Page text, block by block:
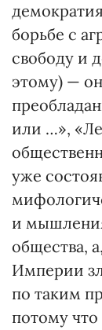
борьбе с
свободу и
этому) —
или …»,
уже
и
общества,
Империи
по таким
потому